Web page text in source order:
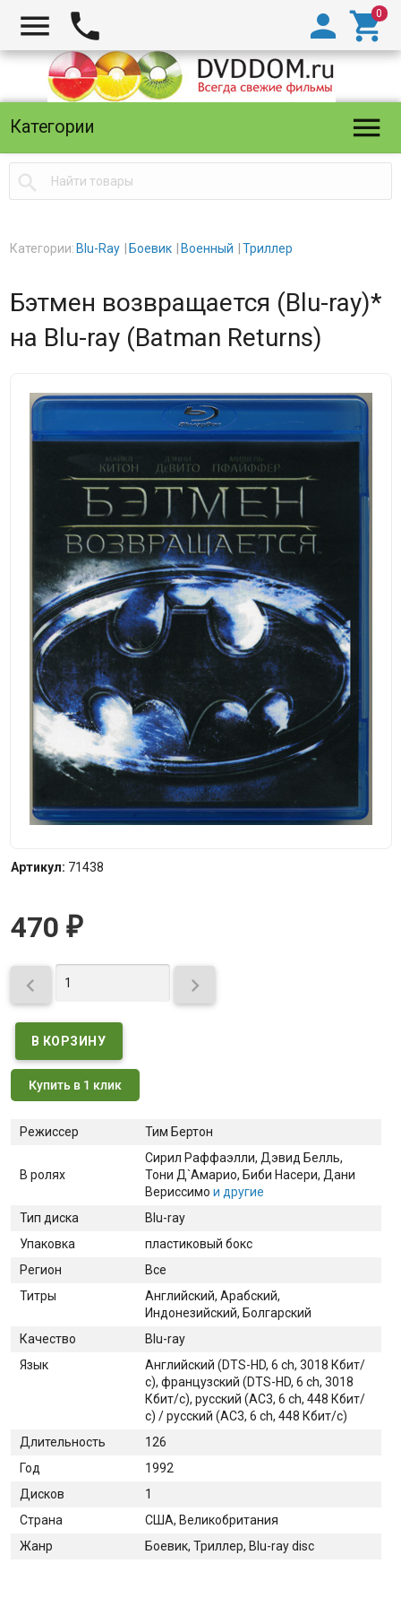
  

Категории 

Категории: Blu-Ray Боевик Военный Триллер
Бэтмен возвращается (Blu-ray)*
на Blu-ray (Batman Returns)
Артикул: 71438
470 ₽
 
Купить в 1 клик
Режиссер Тим Бертон
В ролях
Сирил Раффаэлли, Дэвид Белль,
Тони Д`Амарио, Биби Насери, Дани
Вериссимо и другие
Тип диска
Blu-ray
Упаковка
пластиковый бокс
Регион
Все
Титры
Английский, Арабский,
Индонезийский, Болгарский
Качество
Blu-ray
Язык
Aнглийский (DTS-HD, 6 ch, 3018 Кбит/
с), французский (DTS-HD, 6 ch, 3018
Кбит/с), pусский (AC3, 6 ch, 448 Кбит/
с) / русский (AC3, 6 ch, 448 Кбит/с)
Длительность
126
Год
1992
Дисков
1
Страна
США, Великобритания
Жанр
Боевик, Триллер, Blu-ray disc